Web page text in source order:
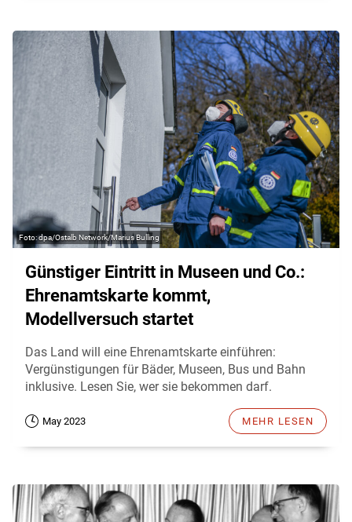
dpa/Ostalb Network/Marius Bulling
Günstiger Eintritt in Museen und Co.:
Ehrenamtskarte kommt,
Modellversuch startet
Das Land will eine Ehrenamtskarte einführen:
Vergünstigungen für Bäder, Museen, Bus und Bahn
inklusive. Lesen Sie, wer sie bekommen darf.
May 2023 MEHR LESEN